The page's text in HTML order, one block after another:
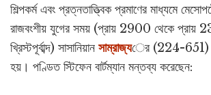
শিল্পকর্ম এবং প্রত্নতাত্ত্বিক প্রমাণের মাধ্যমে
রাজবংশীয় যুগের সময় (প্রায় 2900 থেকে
খ্রিস্টপূর্বাব্দ) সাসানিয়ান সাম্রাজ্যের (224-651)
হয়। পণ্ডিত স্টিফেন বার্টম্যান মন্তব্য করেছেন: